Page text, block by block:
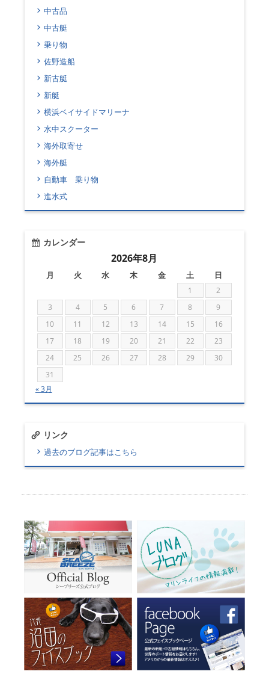
中古品
中古艇
乗り物
佐野造船
新古艇
新艇
横浜ベイサイドマリーナ
水中スクーター
海外取寄せ
海外艇
自動車 乗り物
進水式
カレンダー
2026年8月
月 火 水 木 金 土 日
1
2
3
4 5 6 7 8
9
10
11 12 13 14 15
16
17
18 19 20 21 22
23
24
25 26 27 28 29
30
31
« 3月
リンク
過去のブログ記事はこちら